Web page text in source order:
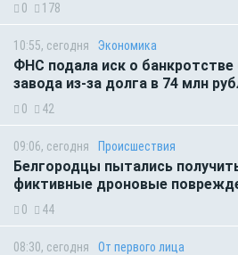
0 178
10:55, сегодня Экономика
ФНС подала иск о банкротстве
завода из-за долга в 74 млн
0 42
09:06, сегодня Происшествия
Белгородцы пытались
фиктивные дроновые
0 44
08:30, сегодня От первого лица